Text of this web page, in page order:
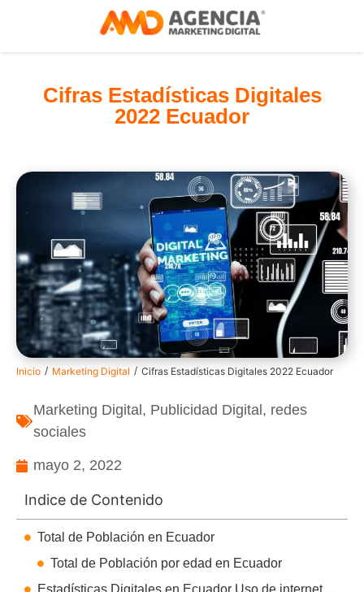
Cifras Estadísticas Digitales
2022 Ecuador
Inicio / Marketing Digital / Cifras Estadísticas Digitales 2022 Ecuador
Marketing Digital , Publicidad Digital , redes
sociales
mayo 2, 2022
Indice de Contenido
Total de Población en Ecuador
Total de Población por edad en Ecuador